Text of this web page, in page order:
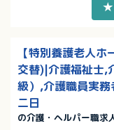
★
【特別養護老人
交替)|介護福祉士,
級）,介護職員実
二日
の介護・ヘルパー職求